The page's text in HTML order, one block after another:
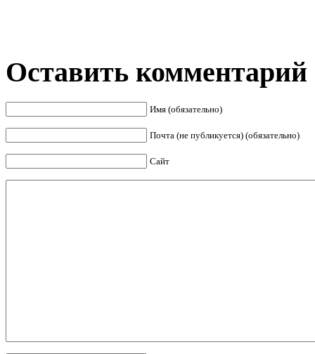
Оставить комментарий
Имя (обязательно)
Почта (не публикуется) (обязательно)
Сайт